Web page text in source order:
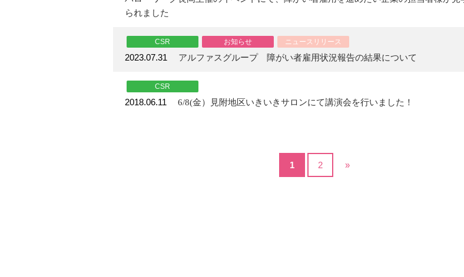
られました
CSR お知らせ ニュースリリース
2023.07.31 アルファスグループ 障がい者雇用状況報告の結果について
CSR
2018.06.11 6/8(金）見附地区いきいきサロンにて講演会を行いました！
1 2 »